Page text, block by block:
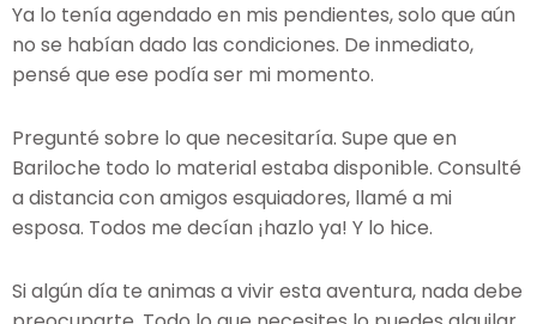
Ya lo tenía agendado en mis pendientes, solo que aún
no se habían dado las condiciones. De inmediato,
pensé que ese podía ser mi momento.
Pregunté sobre lo que necesitaría. Supe que en
Bariloche todo lo material estaba disponible. Consulté
a distancia con amigos esquiadores, llamé a mi
esposa. Todos me decían ¡hazlo ya! Y lo hice.
Si algún día te animas a vivir esta aventura, nada debe